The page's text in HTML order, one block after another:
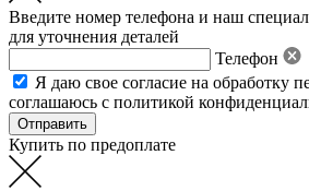
Введите номер телефона и наш
для уточнения деталей
Телефон
Я даю свое согласие на обработку
соглашаюсь с политикой
Купить по предоплате